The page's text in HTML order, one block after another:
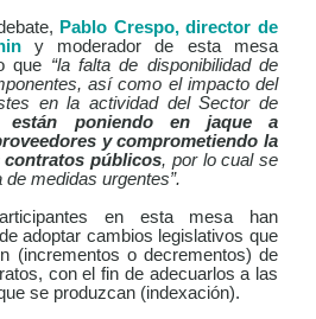
Pablo Crespo, director de
y moderador de esta mesa
que “la falta de disponibilidad de
así como el impacto del
en la actividad del Sector de
están poniendo en jaque a
y comprometiendo la
contratos públicos, por lo cual se
medidas urgentes”.
en esta mesa han
adoptar cambios legislativos que
(incrementos o decrementos) de
con el fin de adecuarlos a las
se produzcan (indexación).